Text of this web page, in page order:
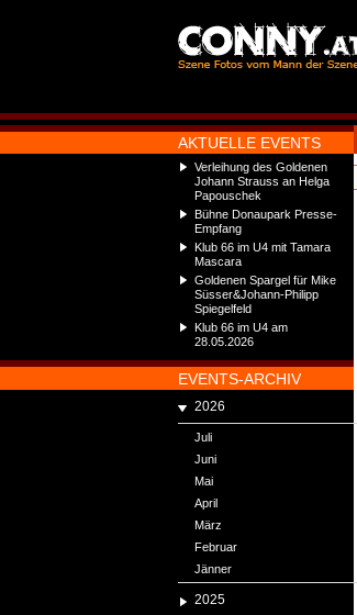
AKTUELLE EVENTS
Verleihung des Goldenen
Johann Strauss an Helga
Papouschek
Bühne Donaupark Presse-
Empfang
Klub 66 im U4 mit Tamara
Mascara
Goldenen Spargel für Mike
Süsser&Johann-Philipp
Spiegelfeld
Klub 66 im U4 am
28.05.2026
EVENTS-ARCHIV
2026
Juli
Juni
Mai
April
März
Februar
Jänner
2025